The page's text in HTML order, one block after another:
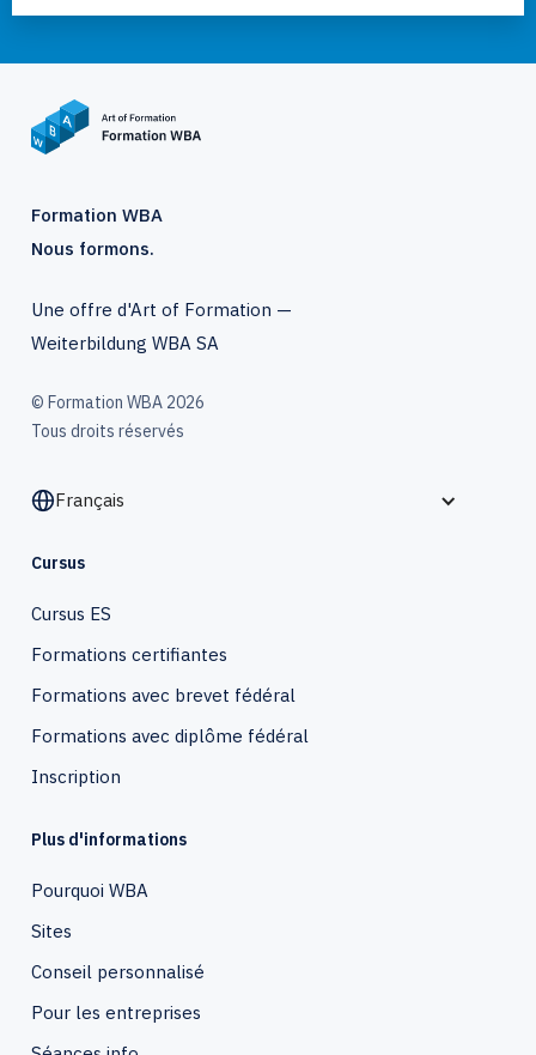
Formation WBA
Nous formons.
Une offre d'Art of Formation —
Weiterbildung WBA SA
© Formation WBA 2026
Tous droits réservés
Français
Cursus
Cursus ES
Formations certifiantes
Formations avec brevet fédéral
Formations avec diplôme fédéral
Inscription
Plus d'informations
Pourquoi WBA
Sites
Conseil personnalisé
Pour les entreprises